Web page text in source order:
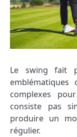
Le swing fait
emblématiques
complexes
consiste pas
produire un
régulier.